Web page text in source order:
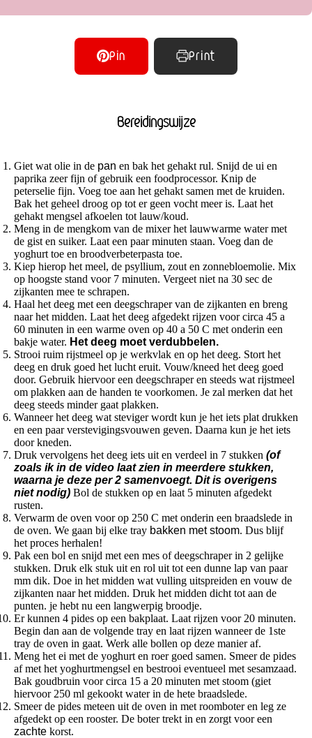
Pin Print
Bereidingswijze
Giet wat olie in de pan en bak het gehakt rul. Snijd de ui en
paprika zeer fijn of gebruik een foodprocessor. Knip de
peterselie fijn. Voeg toe aan het gehakt samen met de kruiden.
Bak het geheel droog op tot er geen vocht meer is. Laat het
gehakt mengsel afkoelen tot lauw/koud.
Meng in de mengkom van de mixer het lauwwarme water met
de gist en suiker. Laat een paar minuten staan. Voeg dan de
yoghurt toe en broodverbeterpasta toe.
Kiep hierop het meel, de psyllium, zout en zonnebloemolie. Mix
op hoogste stand voor 7 minuten. Vergeet niet na 30 sec de
zijkanten mee te schrapen.
Haal het deeg met een deegschraper van de zijkanten en breng
naar het midden. Laat het deeg afgedekt rijzen voor circa 45 a
60 minuten in een warme oven op 40 a 50 C met onderin een
bakje water. Het deeg moet verdubbelen.
Strooi ruim rijstmeel op je werkvlak en op het deeg. Stort het
deeg en druk goed het lucht eruit. Vouw/kneed het deeg goed
door. Gebruik hiervoor een deegschraper en steeds wat rijstmeel
om plakken aan de handen te voorkomen. Je zal merken dat het
deeg steeds minder gaat plakken.
Wanneer het deeg wat steviger wordt kun je het iets plat drukken
en een paar verstevigingsvouwen geven. Daarna kun je het iets
door kneden.
Druk vervolgens het deeg iets uit en verdeel in 7 stukken (of
zoals ik in de video laat zien in meerdere stukken,
waarna je deze per 2 samenvoegt. Dit is overigens
niet nodig) Bol de stukken op en laat 5 minuten afgedekt
rusten.
Verwarm de oven voor op 250 C met onderin een braadslede in
de oven. We gaan bij elke tray bakken met stoom. Dus blijf
het proces herhalen!
Pak een bol en snijd met een mes of deegschraper in 2 gelijke
stukken. Druk elk stuk uit en rol uit tot een dunne lap van paar
mm dik. Doe in het midden wat vulling uitspreiden en vouw de
zijkanten naar het midden. Druk het midden dicht tot aan de
punten. je hebt nu een langwerpig broodje.
Er kunnen 4 pides op een bakplaat. Laat rijzen voor 20 minuten.
Begin dan aan de volgende tray en laat rijzen wanneer de 1ste
tray de oven in gaat. Werk alle bollen op deze manier af.
Meng het ei met de yoghurt en roer goed samen. Smeer de pides
af met het yoghurtmengsel en bestrooi eventueel met sesamzaad.
Bak goudbruin voor circa 15 a 20 minuten met stoom (giet
hiervoor 250 ml gekookt water in de hete braadslede.
Smeer de pides meteen uit de oven in met roomboter en leg ze
afgedekt op een rooster. De boter trekt in en zorgt voor een
zachte korst.